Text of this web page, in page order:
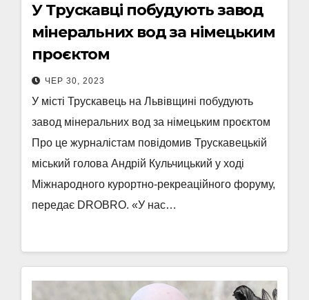
У Трускавці побудують завод
мінеральних вод за німецьким
проєктом
ЧЕР 30, 2023
У місті Трускавець на Львівщині побудують
завод мінеральних вод за німецьким проєктом
Про це журналістам повідомив Трускавецькій
міський голова Андрій Кульчицький у ході
Міжнародного курортно-рекреаційного форуму,
передає DROBRO. «У нас…